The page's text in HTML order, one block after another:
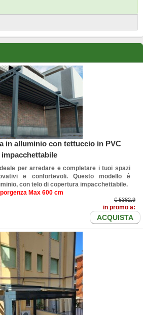
in alluminio con tettuccio in PVC
impacchettabile
per arredare e completare i tuoi spazi
e confortevoli. Questo modello è
con telo di copertura impacchettabile.
Max 600 cm
€ 5382.9
in promo a:
ACQUISTA